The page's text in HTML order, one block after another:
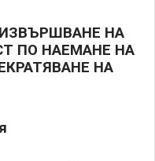
НА
ПО НАЕМАНЕ НА
НА